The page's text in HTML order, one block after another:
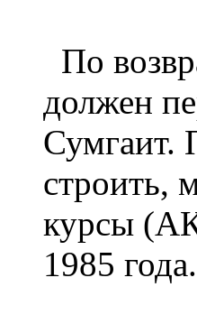
По
должен
Сумгаит.
строить,
курсы
1985 года.